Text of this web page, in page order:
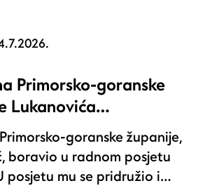
Primorsko-goranske
Lukanovića…
goranske županije,
boravio u radnom posjetu
posjetu mu se pridružio i…